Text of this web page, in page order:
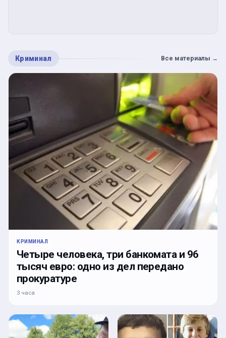
Криминал Все материалы →
КРИМИНАЛ
Четыре человека, три банкомата и 96
тысяч евро: одно из дел передано
прокуратуре
3 часа